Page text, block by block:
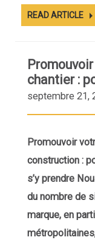
READ ARTICLE
chantier :
septembre 21,
Promouvoir
construction :
s’y prendre
du nombre de
marque, en